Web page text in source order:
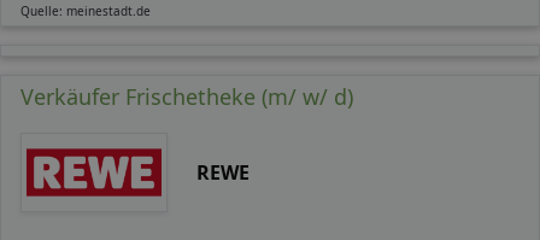
Quelle: meinestadt.de
Verkäufer Frischetheke (m/ w/ d)
REWE